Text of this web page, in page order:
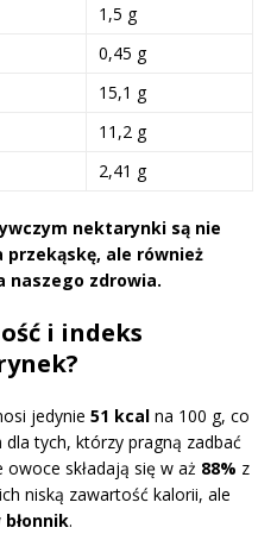
1,5 g
0,45 g
15,1 g
11,2 g
2,41 g
nektarynki są nie
ale również
naszego zdrowia.
i indeks
jedynie 51 kcal na 100 g, co
tych, którzy pragną zadbać
składają się w aż 88% z
niską zawartość kalorii, ale
błonnik.